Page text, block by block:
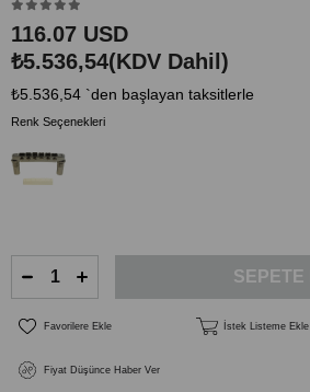
116.07 USD
₺5.536,54(KDV Dahil)
₺5.536,54 `den başlayan taksitlerle
Renk Seçenekleri
Favorilere Ekle İstek Listeme Ekle
Fiyat Düşünce Haber Ver